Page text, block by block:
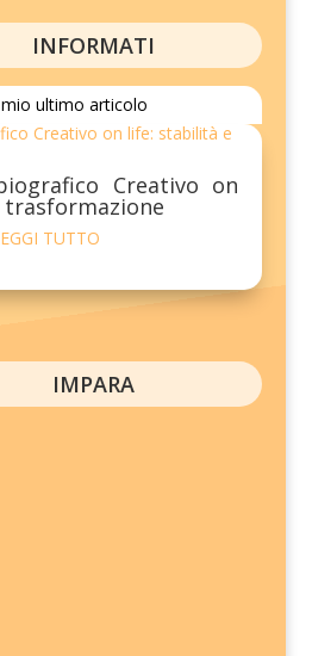
INFORMATI
ultimo articolo
Creativo on
TUTTO
IMPARA